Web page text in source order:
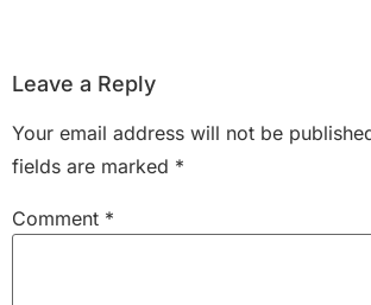
Leave a Reply
Your email address will not be
fields are marked *
Comment *